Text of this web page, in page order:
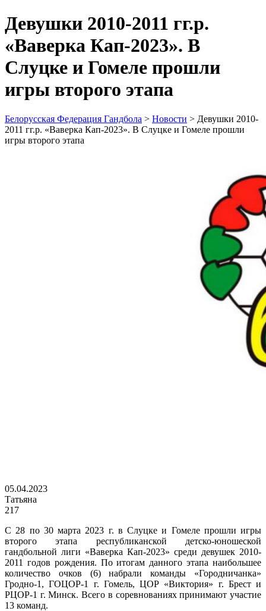
Девушки 2010-2011 гг.р.
«Ваверка Кап-2023». В
Слуцке и Гомеле прошли
игры второго этапа
Белорусская Федерация Гандбола > Новости > Девушки 2010-
2011 гг.р. «Ваверка Кап-2023». В Слуцке и Гомеле прошли
игры второго этапа
05.04.2023
Татьяна
217
С 28 по 30 марта 2023 г. в Слуцке и Гомеле прошли игры
второго этапа республиканской детско-юношеской
гандбольной лиги «Ваверка Кап-2023» среди девушек 2010-
2011 годов рождения. По итогам данного этапа наибольшее
количество очков (6) набрали команды «Городничанка»
Гродно-1, ГОЦОР-1 г. Гомель, ЦОР «Виктория» г. Брест и
РЦОР-1 г. Минск. Всего в соревнованиях принимают участие
13 команд.